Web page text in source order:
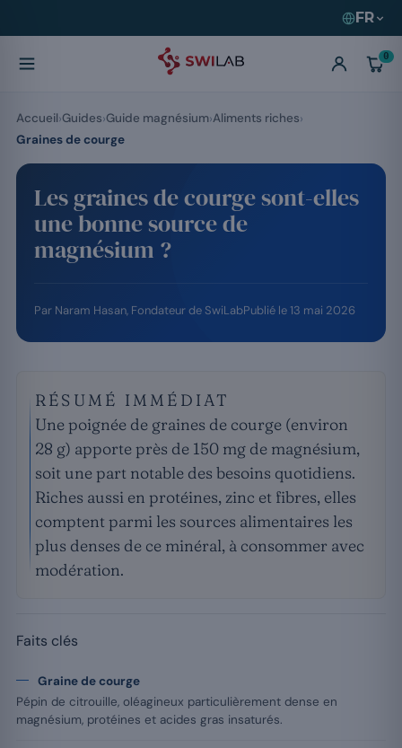
FR
0
Les graines de courge sont-elles
une bonne source de
magnésium ?
Par Naram Hasan, Fondateur de SwiLabPublié le 13 mai 2026
RÉSUMÉ IMMÉDIAT
Une poignée de graines de courge (environ
28 g) apporte près de 150 mg de magnésium,
soit une part notable des besoins quotidiens.
Riches aussi en protéines, zinc et fibres, elles
comptent parmi les sources alimentaires les
plus denses de ce minéral, à consommer avec
modération.
Faits clés
Graine de courge
Pépin de citrouille, oléagineux particulièrement dense en
magnésium, protéines et acides gras insaturés.
Accueil Guides Guide magnésium Aliments riches
Graines de courge